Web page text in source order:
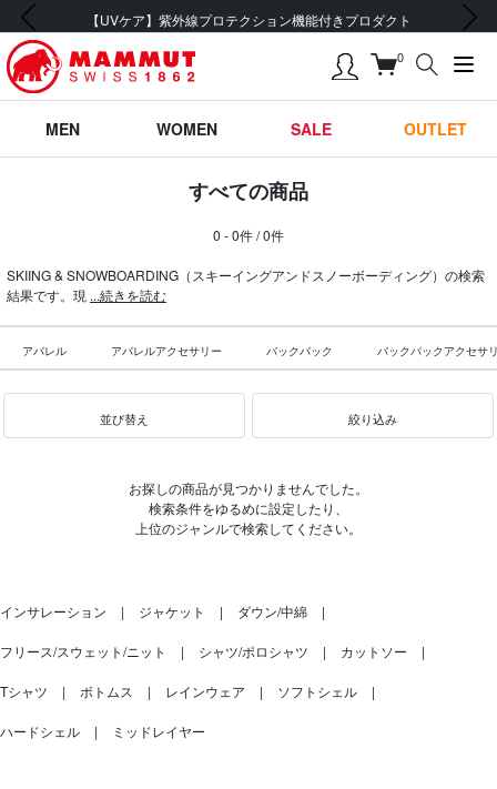
【UVケア】紫外線プロテクション機能付きプロダクト
前の画像 次の画像
0
MEN WOMEN SALE OUTLET
すべての商品
0 - 0件 / 0件
SKIING & SNOWBOARDING（スキーイングアンドスノーボーディング）の検索
結果です。現 ...続きを読む
アパレル アパレルアクセサリー バックパック バックパックアクセサ
並び替え 絞り込み
お探しの商品が見つかりませんでした。
検索条件をゆるめに設定したり、
上位のジャンルで検索してください。
インサレーション ジャケット ダウン/中綿
フリース/スウェット/ニット シャツ/ポロシャツ カットソー
Tシャツ ボトムス レインウェア ソフトシェル
ハードシェル ミッドレイヤー